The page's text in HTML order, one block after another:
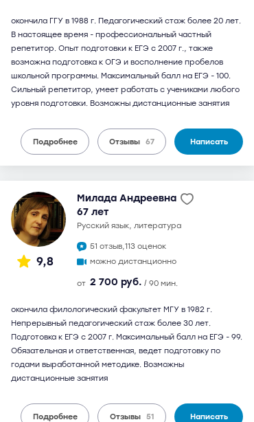
окончила ГГУ в 1988 г. Педагогический стаж более 20 лет.
В настоящее время - профессиональный частный
репетитор. Опыт подготовки к ЕГЭ с 2007 г., также
возможна подготовка к ОГЭ и восполнение пробелов
школьной программы. Максимальный балл на ЕГЭ - 100.
Сильный репетитор, умеет работать с учениками любого
уровня подготовки. Возможны дистанционные занятия
Подробнее Отзывы 67 Написать
9,8
Милада Андреевна
67 лет
русский язык, литература
51 отзыв,113 оценок
можно дистанционно
от 2 700 руб. / 90 мин.
окончила филологический факультет МГУ в 1982 г.
Непрерывный педагогический стаж более 30 лет.
Подготовка к ЕГЭ с 2007 г. Максимальный балл на ЕГЭ - 99.
Обязательная и ответственная, ведет подготовку по
годами выработанной методике. Возможны
дистанционные занятия
Подробнее Отзывы 51 Написать